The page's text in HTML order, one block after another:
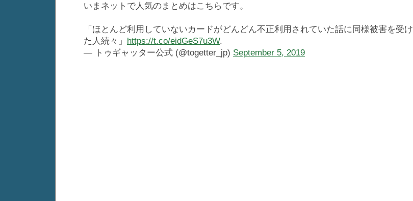
いまネットで人気のまとめはこちらです。
「ほとんど利用していないカードがどんどん不正利用されていた話に同様被害を受け
た人続々」 https://t.co/eidGeS7u3W.
— トゥギャッター公式 (@togetter_jp) September 5, 2019